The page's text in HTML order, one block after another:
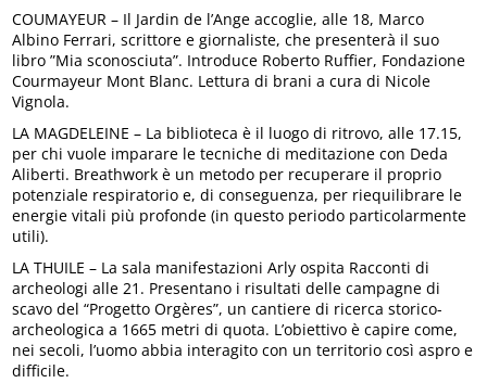
COUMAYEUR – Il Jardin de l’Ange accoglie, alle 18, Marco
Albino Ferrari, scrittore e giornaliste, che presenterà il suo
libro ”Mia sconosciuta”. Introduce Roberto Ruffier, Fondazione
Courmayeur Mont Blanc. Lettura di brani a cura di Nicole
Vignola.
LA MAGDELEINE – La biblioteca è il luogo di ritrovo, alle 17.15,
per chi vuole imparare le tecniche di meditazione con Deda
Aliberti. Breathwork è un metodo per recuperare il proprio
potenziale respiratorio e, di conseguenza, per riequilibrare le
energie vitali più profonde (in questo periodo particolarmente
utili).
LA THUILE – La sala manifestazioni Arly ospita Racconti di
archeologi alle 21. Presentano i risultati delle campagne di
scavo del “Progetto Orgères”, un cantiere di ricerca storico-
archeologica a 1665 metri di quota. L’obiettivo è capire come,
nei secoli, l’uomo abbia interagito con un territorio così aspro e
difficile.